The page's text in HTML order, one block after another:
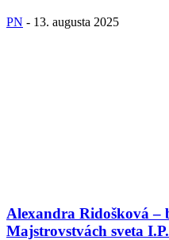
PN - 13. augusta 2025
Alexandra Ridošková –
Majstrovstvách sveta